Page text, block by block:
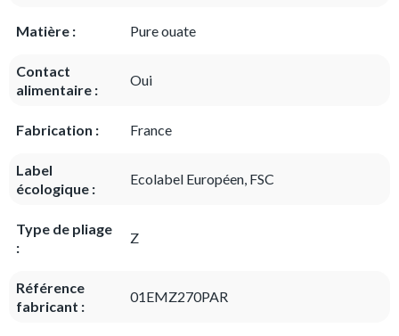
Matière : Pure ouate
Contact
alimentaire :
Oui
Fabrication : France
Label
écologique :
Ecolabel Européen, FSC
Type de pliage
:
Z
Référence
fabricant :
01EMZ270PAR